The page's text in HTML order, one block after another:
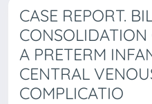
CASE REPORT.
A PRETERM
CENTRAL
COMPLICATIO